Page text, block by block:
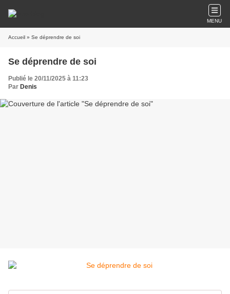
MENU
Accueil » Se déprendre de soi
Se déprendre de soi
Publié le 20/11/2025 à 11:23
Par Denis